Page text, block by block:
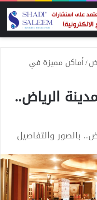
/أماكن مميزة في
بمدينة الرياض..